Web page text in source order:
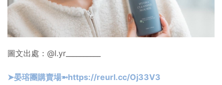
圖文出處：@l.yr__________
➤晏瑢團購賣場➼https://reurl.cc/Oj33V3